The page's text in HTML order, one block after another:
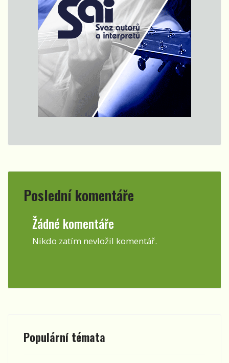
Poslední komentáře
Žádné komentáře
Nikdo zatím nevložil komentář.
Populární témata